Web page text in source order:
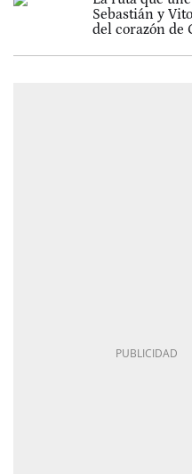
Sebastián y
del corazón de